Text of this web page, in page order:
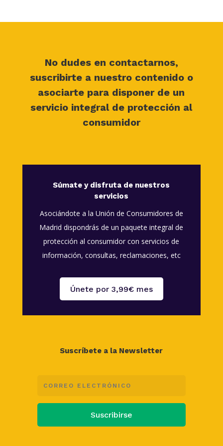
No dudes en contactarnos,
suscribirte a nuestro contenido o
asociarte para disponer de un
servicio integral de protección al
consumidor
Súmate y disfruta de nuestros
servicios
Asociándote a la Unión de Consumidores de
Madrid dispondrás de un paquete integral de
protección al consumidor con servicios de
información, consultas, reclamaciones, etc
Únete por 3,99€ mes
Suscríbete a la Newsletter
Suscribirse